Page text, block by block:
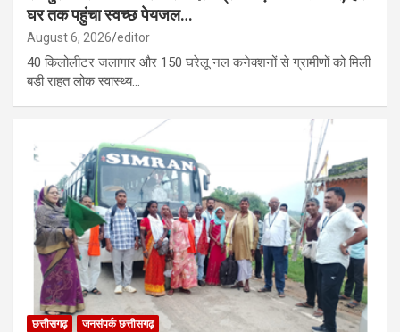
घर तक पहुंचा स्वच्छ पेयजल…
August 6, 2026 editor
40 किलोलीटर जलागार और 150 घरेलू नल कनेक्शनों से ग्रामीणों को मिली
बड़ी राहत लोक स्वास्थ्य…
छत्तीसगढ़ जनसंपर्क छत्तीसगढ़